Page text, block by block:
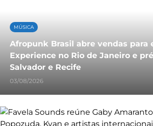
MÚSICA
Afropunk Brasil abre vendas para
Experience no Rio de Janeiro e
Salvador e Recife
03/08/2026